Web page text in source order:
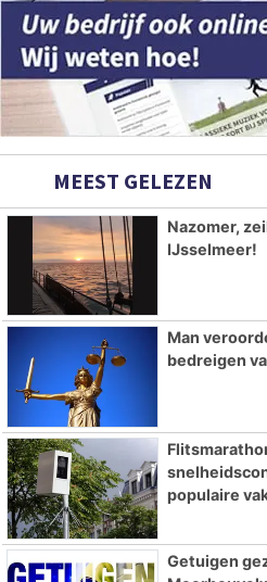
MEEST GELEZEN
Nazomer,
IJsselmeer!
Man
bedreigen
populaire
Getuigen